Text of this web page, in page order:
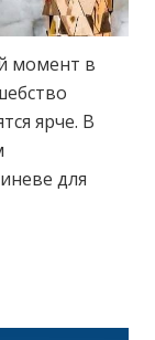
момент в
ярче. В
для